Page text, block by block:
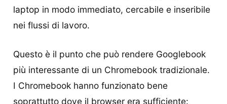
laptop in modo immediato, cercabile e inseribile
nei flussi di lavoro.
Questo è il punto che può rendere Googlebook
più interessante di un Chromebook tradizionale.
I Chromebook hanno funzionato bene
soprattutto dove il browser era sufficiente: